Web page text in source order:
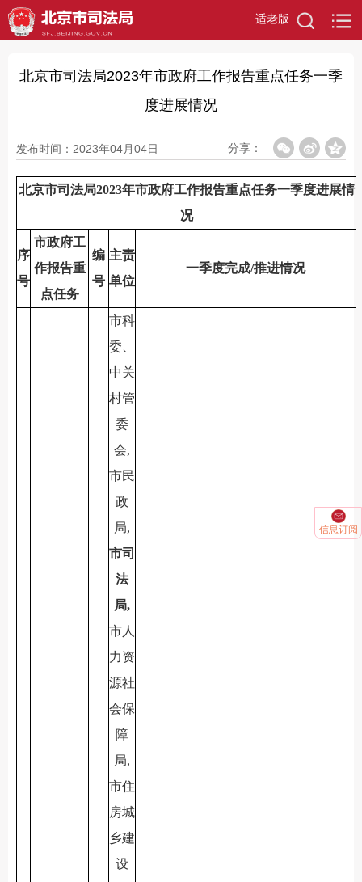
适老版
信息订阅
北京市司法局2023年市政府工作报告重点任务一季
度进展情况
发布时间：2023年04月04日 分享：
北京市司法局2023年市政府工作报告重点任务一季度进展情
况
序
号
市政府工
作报告重
点任务
编
号
主责
单位
一季度完成/推进情况
市科
委、
中关
村管
委
会,
市民
政
局,
市司
法
局,
市人
力资
源社
会保
障
局,
市住
房城
乡建
设